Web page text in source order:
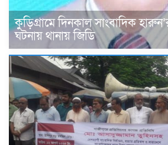
কুড়িগ্রামে দিনকাল সাংবাদিক
ঘটনায় থানায় জিডি